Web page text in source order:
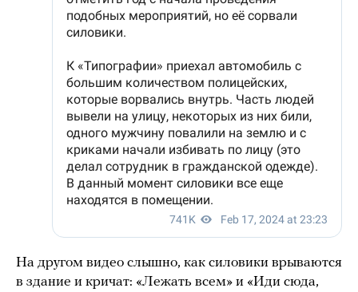
На другом видео слышно, как силовики врываются
в здание и кричат: «Лежать всем» и «Иди сюда,